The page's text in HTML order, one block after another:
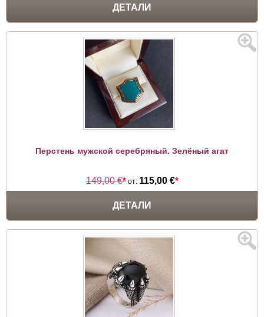
ДЕТАЛИ
Перстень мужской серебряный. Зелёный агат
149,00 €*от: 115,00 €*
ДЕТАЛИ